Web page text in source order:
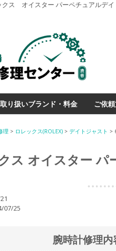
クス オイスター パーペチュアルデ
取り扱いブランド・料金 ご依
理 > ロレックス(ROLEX) > デイトジャスト >
ス オイスター パ
07/25
腕時計修理内